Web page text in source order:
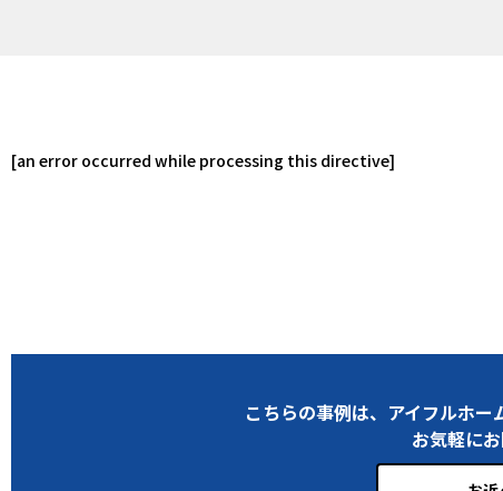
[an error occurred while processing this directive]
こちらの事例は、アイフルホー
お気軽に